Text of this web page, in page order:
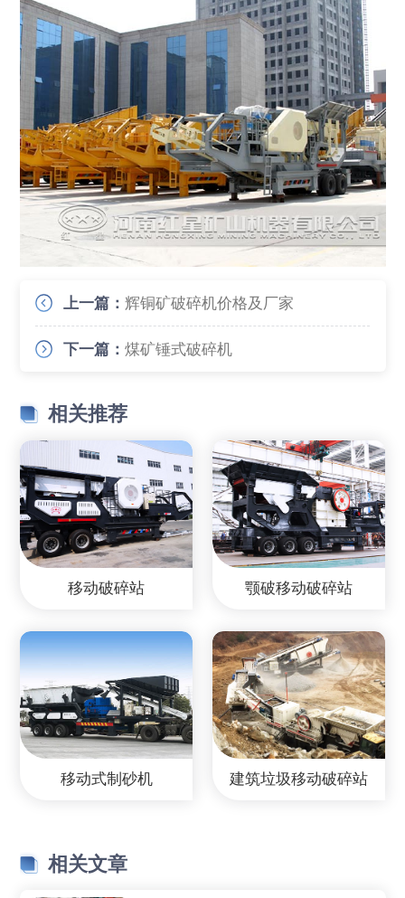
上一篇：辉铜矿破碎机价格及厂家
下一篇：煤矿锤式破碎机
相关推荐
移动破碎站 颚破移动破碎站
移动式制砂机 建筑垃圾移动破碎站
相关文章